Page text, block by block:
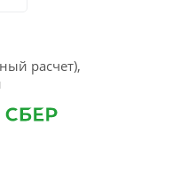
расчет),